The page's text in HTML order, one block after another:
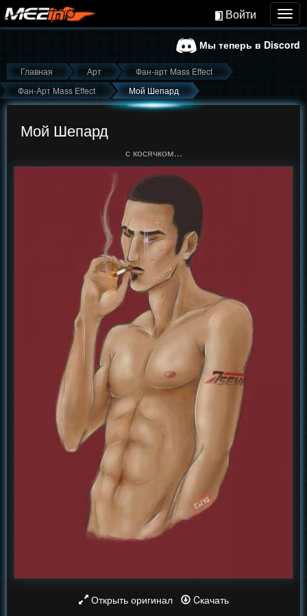
Войти
Мы теперь в Discord
Главная Арт
Фан-арт Mass Effect
Фан-Арт Mass Effect
Мой Шепард
Мой Шепард
с косячком...
Открыть оригинал Cкачать